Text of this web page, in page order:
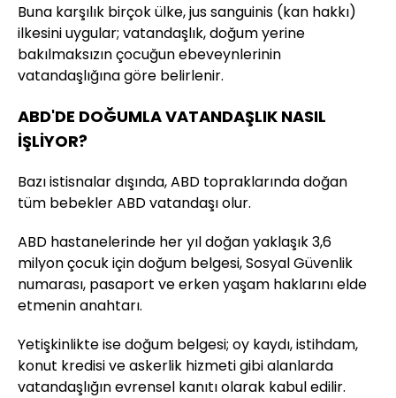
Buna karşılık birçok ülke, jus sanguinis (kan hakkı)
ilkesini uygular; vatandaşlık, doğum yerine
bakılmaksızın çocuğun ebeveynlerinin
vatandaşlığına göre belirlenir.
ABD'DE DOĞUMLA VATANDAŞLIK NASIL
İŞLİYOR?
Bazı istisnalar dışında, ABD topraklarında doğan
tüm bebekler ABD vatandaşı olur.
ABD hastanelerinde her yıl doğan yaklaşık 3,6
milyon çocuk için doğum belgesi, Sosyal Güvenlik
numarası, pasaport ve erken yaşam haklarını elde
etmenin anahtarı.
Yetişkinlikte ise doğum belgesi; oy kaydı, istihdam,
konut kredisi ve askerlik hizmeti gibi alanlarda
vatandaşlığın evrensel kanıtı olarak kabul edilir.